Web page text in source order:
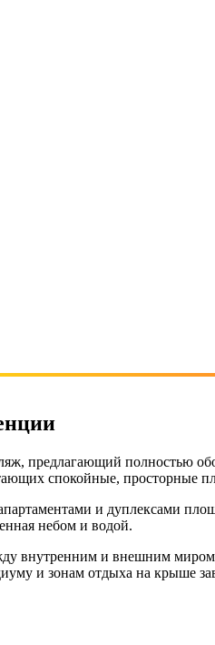
предлагающий полностью
спокойные, просторные
и дуплексами
небом и водой.
внутренним и внешним
и зонам отдыха на крыше